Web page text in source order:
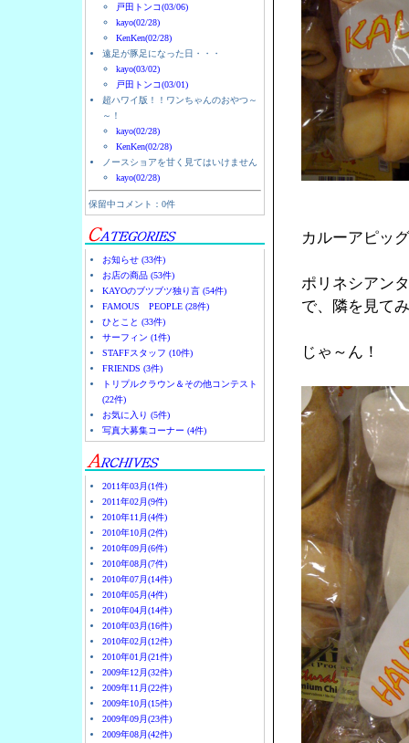
戸田トンコ(03/06)
kayo(02/28)
KenKen(02/28)
遠足が豚足になった日・・・
kayo(03/02)
戸田トンコ(03/01)
超ハワイ版！！ワンちゃんのおやつ～
～！
kayo(02/28)
KenKen(02/28)
ノースショアを甘く見てはいけません
kayo(02/28)
保留中コメント：0件
お知らせ (33件)
お店の商品 (53件)
KAYOのブツブツ独り言 (54件)
FAMOUS PEOPLE (28件)
ひとこと (33件)
サーフィン (1件)
STAFFスタッフ (10件)
FRIENDS (3件)
トリプルクラウン＆その他コンテスト
(22件)
お気に入り (5件)
写真大募集コーナー (4件)
2011年03月(1件)
2011年02月(9件)
2010年11月(4件)
2010年10月(2件)
2010年09月(6件)
2010年08月(7件)
2010年07月(14件)
2010年05月(4件)
2010年04月(14件)
2010年03月(16件)
2010年02月(12件)
2010年01月(21件)
2009年12月(32件)
2009年11月(22件)
2009年10月(15件)
2009年09月(23件)
2009年08月(42件)
カルーアピッ
ポリネシアン
で、隣を見て
じゃ～ん！